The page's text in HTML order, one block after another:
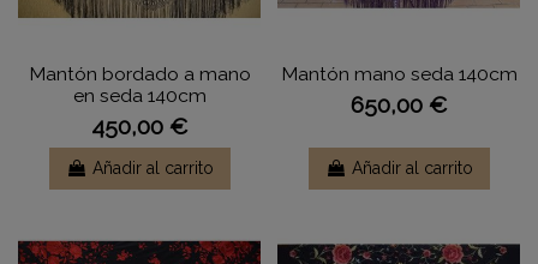
Mantón bordado a mano
en seda 140cm
450,00 €
Añadir al carrito
Mantón mano seda 140cm
650,00 €
Añadir al carrito